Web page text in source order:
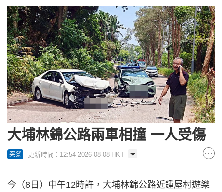
大埔林錦公路兩車相撞 一人受傷
突發 更新時間：12:54 2026-08-08 HKT
今（8日）中午12時許，大埔林錦公路近鍾屋村遊樂